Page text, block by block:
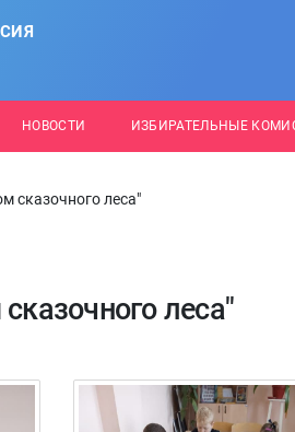
НОВОСТИ ИЗБИРАТЕЛЬНЫЕ
сказочного леса"
леса"